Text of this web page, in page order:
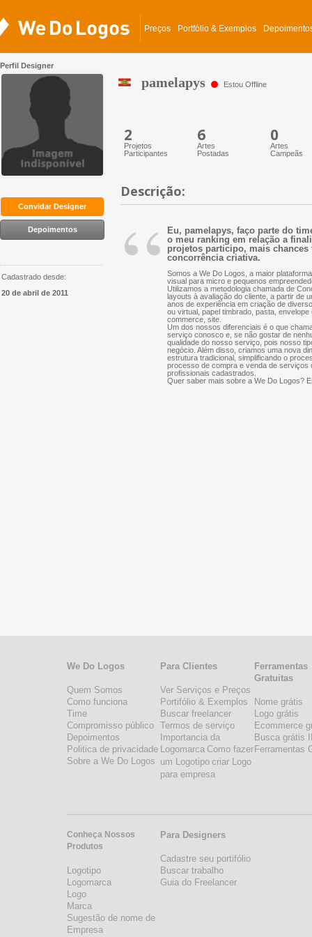
Preços Portfólio & Exemplos
Convidar Designer
Depoimentos
Cadastrado desde:
20 de abril de 2011
pamelapys Estou Offline
Perfil Designer
2
Projetos
Participantes
6
Artes
Postadas
0
Artes
Campeãs
Descrição:
“
Eu, pamelapys, faço parte do
o meu ranking em relação a
projetos participo, mais
concorrência criativa.
Somos a We Do Logos, a maior
visual para micro e pequenos
Utilizamos a metodologia chamada de
layouts à avaliação do cliente, a partir de
anos de experiência em criação de
ou virtual, papel timbrado, pasta,
commerce, site.
Um dos nossos diferenciais é o que
serviço conosco e, se não gostar de
qualidade do nosso serviço, pois nosso
negócio. Além disso, criamos uma nova
estrutura tradicional, simplificando o
processo de compra e venda de serviços
profissionais cadastrados.
Quer saber mais sobre a We Do Logos?
We Do Logos
Quem Somos
Como funciona
Time
Compromisso público
Depoimentos
Politica de privacidade
Sobre a We Do Logos
Conheça Nossos
Produtos
Logotipo
Logomarca
Logo
Marca
Sugestão de nome de
Empresa
Para Clientes
Ver Serviços e Preços
Portifólio & Exemplos
Buscar freelancer
Termos de serviço
Importancia da
Logomarca Como fazer
um Logotipo criar Logo
para empresa
Para Designers
Cadastre seu portifólio
Buscar trabalho
Guia do Freelancer
Ferramentas
Gratuitas
Nome grátis
Logo grátis
Ecommerce
Busca grátis
Ferramentas